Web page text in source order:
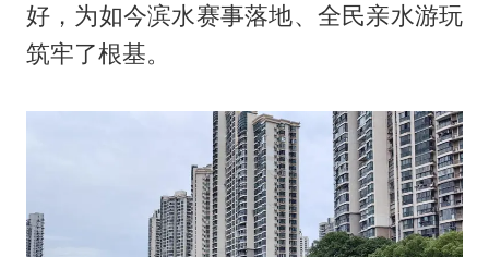
好，为如今滨水赛事落地、全民亲水游玩
筑牢了根基。